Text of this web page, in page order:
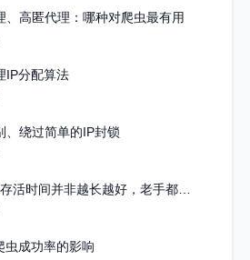
、高匿代理：哪种对爬虫最有用
IP分配算法
、绕过简单的IP封锁
虫成功率的影响